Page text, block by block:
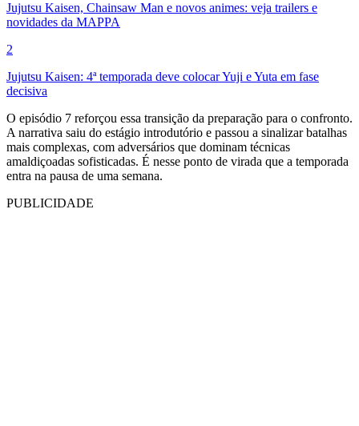
Jujutsu Kaisen, Chainsaw Man e novos animes: veja trailers e
novidades da MAPPA
2
Jujutsu Kaisen: 4ª temporada deve colocar Yuji e Yuta em fase
decisiva
O episódio 7 reforçou essa transição da preparação para o confronto.
A narrativa saiu do estágio introdutório e passou a sinalizar batalhas
mais complexas, com adversários que dominam técnicas
amaldiçoadas sofisticadas. É nesse ponto de virada que a temporada
entra na pausa de uma semana.
PUBLICIDADE